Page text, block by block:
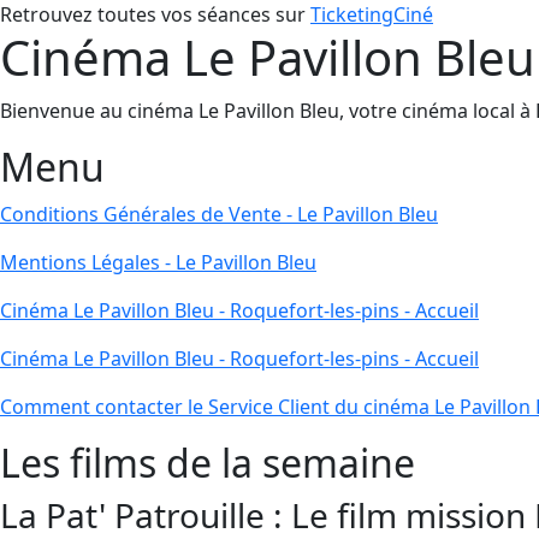
Retrouvez toutes vos séances surTicketingCiné
Cinéma Le Pavillon
Bienvenue au cinéma Le Pavillon Bleu, votre cinéma local
Menu
Conditions Générales de Vente - Le Pavillon Bleu
Mentions Légales - Le Pavillon Bleu
Cinéma Le Pavillon Bleu - Roquefort-les-pins - Accueil
Cinéma Le Pavillon Bleu - Roquefort-les-pins - Accueil
Comment contacter le Service Client du cinéma Le Pavillon
Les films de la semaine
La Pat' Patrouille : Le film mission